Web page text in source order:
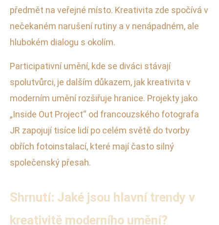
předmět na veřejné místo. Kreativita zde spočívá v
nečekaném narušení rutiny a v nenápadném, ale
hlubokém dialogu s okolím.
Participativní umění, kde se diváci stávají
spolutvůrci, je dalším důkazem, jak kreativita v
moderním umění rozšiřuje hranice. Projekty jako
„Inside Out Project“ od francouzského fotografa
JR zapojují tisíce lidí po celém světě do tvorby
obřích fotoinstalací, které mají často silný
společenský přesah.
Shrnutí: Jaké jsou hlavní trendy v
kreativitě moderního umění?